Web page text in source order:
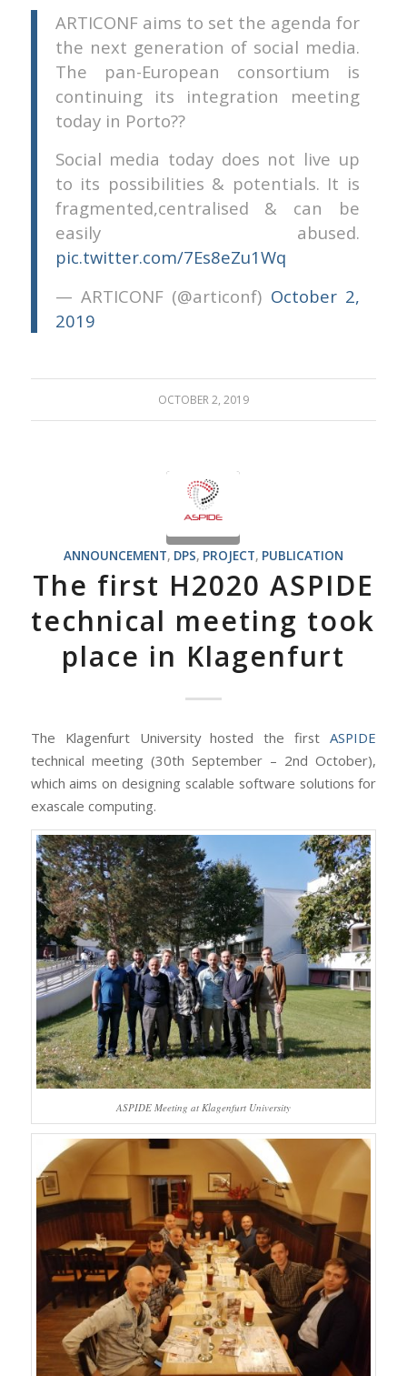
ARTICONF aims to set the agenda for
the next generation of social media.
The pan-European consortium is
continuing its integration meeting
today in Porto??
Social media today does not live up
to its possibilities & potentials. It is
fragmented,centralised & can be
easily abused.
pic.twitter.com/7Es8eZu1Wq
— ARTICONF (@articonf) October 2,
2019
OCTOBER 2, 2019
ANNOUNCEMENT, DPS, PROJECT, PUBLICATION
The first H2020 ASPIDE
technical meeting took
place in Klagenfurt
The Klagenfurt University hosted the firstASPIDE
technical meeting (30th September – 2nd October),
which aims on designing scalable software solutions for
exascale computing.
ASPIDE Meeting at Klagenfurt University